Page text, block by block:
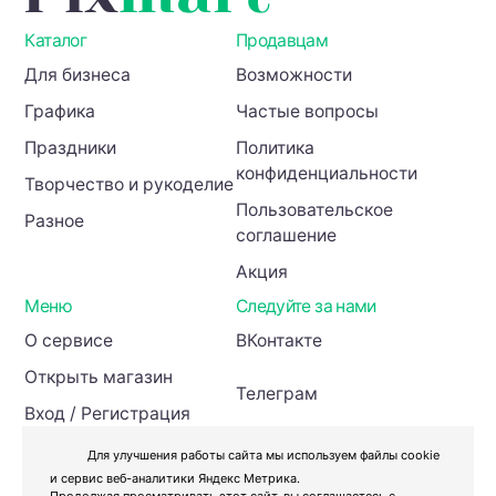
Каталог
Для бизнеса
Графика
Праздники
Творчество и рукоделие
Разное
Продавцам
Возможности
Частые вопросы
Политика
конфиденциальности
Пользовательское
соглашение
Акция
Меню
О сервисе
Открыть магазин
Вход / Регистрация
Инвесторам
Следуйте за нами
ВКонтакте
Телеграм
Для улучшения работы сайта мы используем файлы cookie
и сервис веб-аналитики Яндекс Метрика.